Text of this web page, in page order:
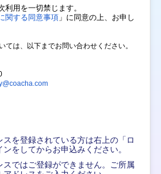
利用を一切禁じます。
関する同意事項」に同意の上、 お申し
は、以下までお問い合わせください。
スを登録されている方は右上の「ロ
をしてからお申込みください。
スではご登録ができません。ご所属